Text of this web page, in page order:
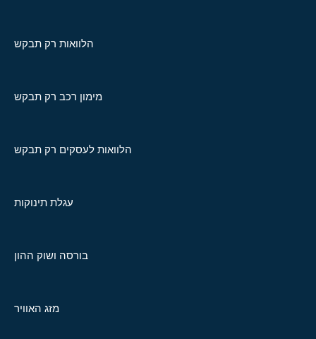
הלוואות רק תבקש
מימון רכב רק תבקש
הלוואות לעסקים רק תבקש
עגלת תינוקות
בורסה ושוק ההון
מזג האוויר